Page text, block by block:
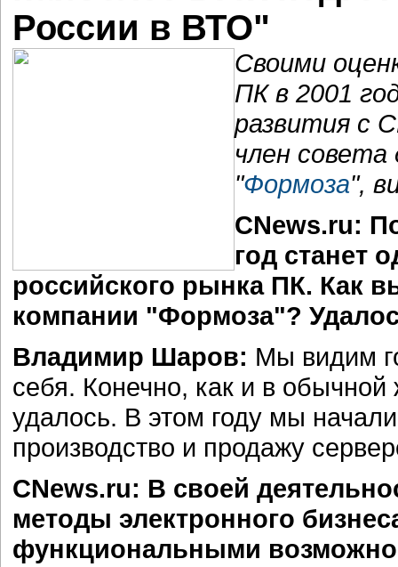
России в ВТО"
Своими
ПК в 2001
развития с
член совета
"Формоза",
CNews.ru:
год станет
российского рынка ПК. Как
компании "Формоза"?
Владимир Шаров: Мы видим
себя. Конечно, как и в
удалось. В этом году мы
производство и продажу
CNews.ru: В своей
методы электронного
функциональными